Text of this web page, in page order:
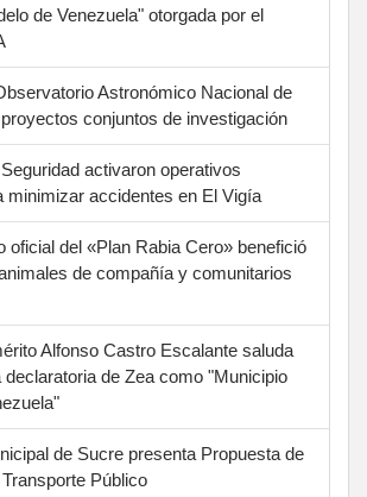
de Venezuela" otorgada por el
Astronómico Nacional de
conjuntos de investigación
activaron operativos
minimizar accidentes en El Vigía
oficial del «Plan Rabia Cero» benefició
de compañía y comunitarios
Alfonso Castro Escalante saluda
declaratoria de Zea como "Municipio
de Sucre presenta Propuesta de
Público